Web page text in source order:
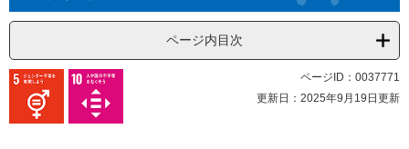
ページ内目次
ページID：0037771
更新日：2025年9月19日更新